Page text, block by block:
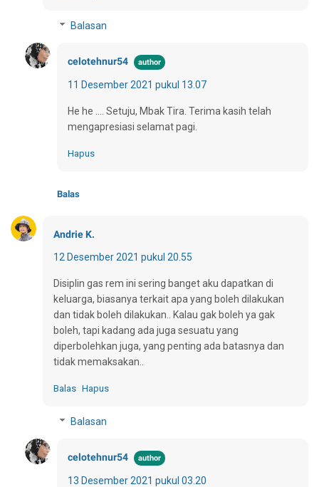
Balasan
celotehnur54
11 Desember 2021 pukul 13.07
He he .... Setuju, Mbak Tira. Terima kasih telah
mengapresiasi selamat pagi.
Hapus
Balas
Andrie K.
12 Desember 2021 pukul 20.55
Disiplin gas rem ini sering banget aku dapatkan di
keluarga, biasanya terkait apa yang boleh dilakukan
dan tidak boleh dilakukan.. Kalau gak boleh ya gak
boleh, tapi kadang ada juga sesuatu yang
diperbolehkan juga, yang penting ada batasnya dan
tidak memaksakan..
Balas Hapus
Balasan
celotehnur54
13 Desember 2021 pukul 03.20